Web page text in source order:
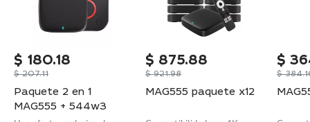
$ 180.18
$207.11
Paquete 2 en 1
MAG555 + 544w3
$ 875.88
$921.98
MAG555 paquete x12
$
$